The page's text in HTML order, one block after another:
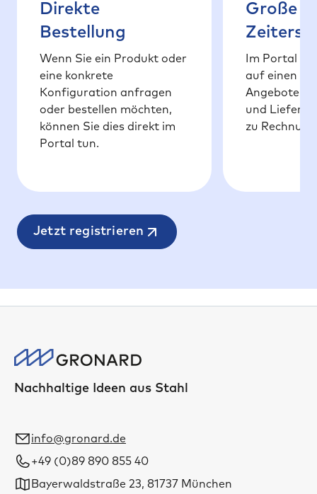
Direkte
Bestellung
Wenn Sie ein Produkt oder
eine konkrete
Konfiguration anfragen
oder bestellen möchten,
können Sie dies direkt im
Portal tun.
Große
Im Portal
auf einen
Angeboten
und
zu
Jetzt registrieren
Nachhaltige Ideen aus Stahl
info@gronard.de
+49 (0)89 890 855 40
Bayerwaldstraße 23, 81737 München